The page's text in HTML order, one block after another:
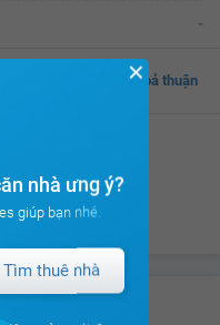
-
Thoả thuận
✕
nhà ưng ý?
giúp bạn nhé.
Tìm thuê nhà